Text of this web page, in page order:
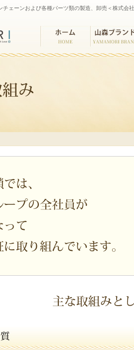
チェーンおよび各種パーツ類の製造、卸売＜株式会
ホーム 山森ブランド